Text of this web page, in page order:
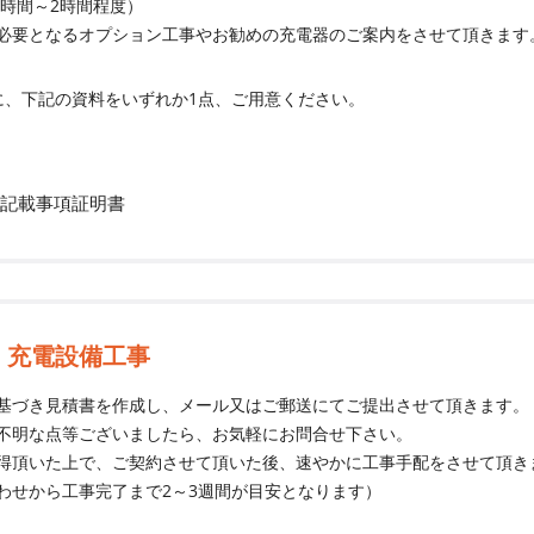
間～2時間程度）
要となるオプション工事やお勧めの充電器のご案内をさせて頂きます
下記の資料をいずれか1点、ご用意ください。
載事項証明書
電設備工事
づき見積書を作成し、メール又はご郵送にてご提出させて頂きます。
明な点等ございましたら、お気軽にお問合せ下さい。
頂いた上で、ご契約させて頂いた後、速やかに工事手配をさせて頂き
せから工事完了まで2～3週間が目安となります）